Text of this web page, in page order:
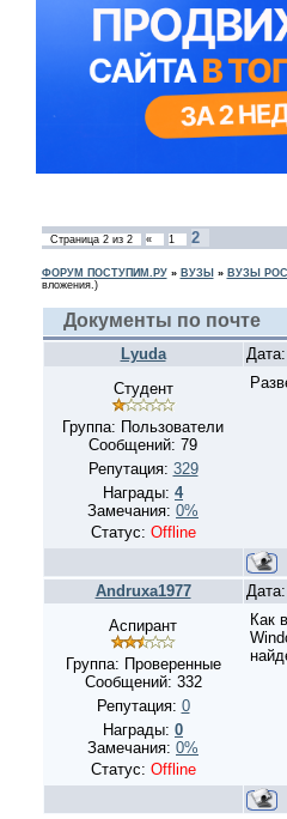
Страница 2из 2 « 1 2
ФОРУМ ПОСТУПИМ.РУ» ВУЗЫ » ВУЗЫ
вложения.)
Документы по почте
Lyuda
Студент
Группа: Пользователи
Сообщений: 79
Репутация: 329
Награды: 4
Замечания: 0%
Статус: Offline
Andruxa1977
Аспирант
Группа: Проверенные
Сообщений: 332
Репутация: 0
Награды: 0
Замечания: 0%
Статус: Offline
Как